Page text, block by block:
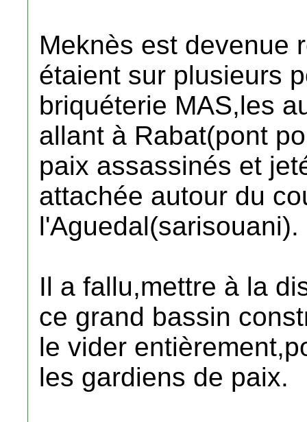
Meknès est devenue
étaient sur plusieurs
briquéterie MAS,les
allant à Rabat(pont
paix assassinés et
attachée autour du
l'Aguedal(sarisouani).
Il a fallu,mettre à la
ce grand bassin
le vider
les gardiens de paix.